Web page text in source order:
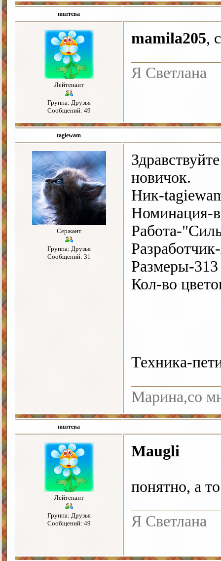
murrena
Лейтенант
Группа: Друзья
Сообщений: 49
mamila205,
Я Светлана
tagiewam
Сержант
Группа: Друзья
Сообщений: 31
новичок.
Ник-
Номинация-
Работа-
Размеры-
Кол-во
Техника-
Марина,со
murrena
Лейтенант
Группа: Друзья
Сообщений: 49
Maugli
понятно, а
Я Светлана